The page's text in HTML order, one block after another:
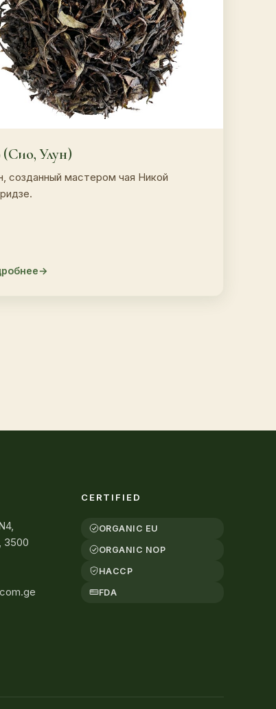
(Сио, Улун)
созданный мастером чая Никой
3500
CERTIFIED
ORGANIC EU
ORGANIC NOP
HACCP
FDA